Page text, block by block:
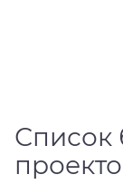
Список